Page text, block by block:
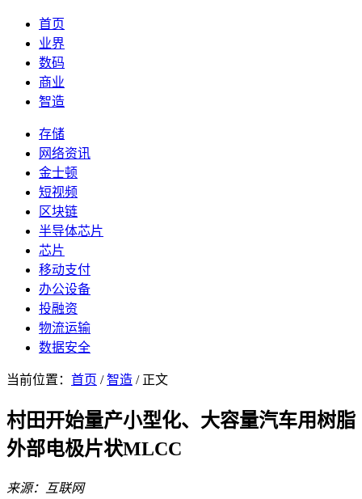
首页
业界
数码
商业
智造
存储
网络资讯
金士顿
短视频
区块链
半导体芯片
芯片
移动支付
办公设备
投融资
物流运输
数据安全
当前位置： 首页 /智造 / 正文
村田开始量产小型化、大容量汽车用树脂
外部电极片状MLCC
来源：互联网